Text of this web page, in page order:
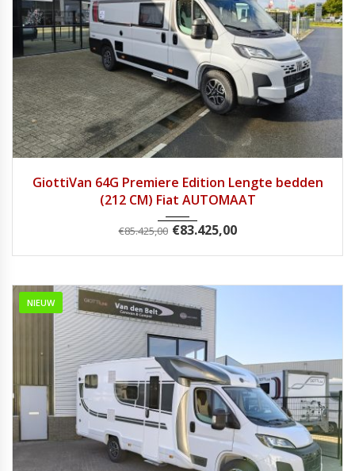
GiottiVan 64G Premiere Edition Lengte bedden
(212 CM) Fiat AUTOMAAT
€85.425,00 €83.425,00
NIEUW